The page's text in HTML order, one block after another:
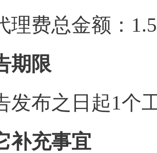
理费总金额：
期限
发布之日起1个
补充事宜